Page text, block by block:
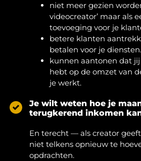
niet meer gezien
videocreator’ maar als
toevoeging voor je
betere klanten
betalen voor je diensten.
kunnen aantonen dat
hebt op de omzet van
je werkt.
Je wilt weten hoe je
terugkerend inkomen
En terecht — als creator
niet telkens opnieuw te
opdrachten.